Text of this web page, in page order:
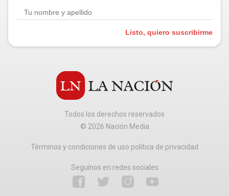
Listo, quiero suscribirme
Todos los derechos reservados
© 2026 Nación Media
Términos y condiciones de uso política de privacidad
Seguínos en redes sociales